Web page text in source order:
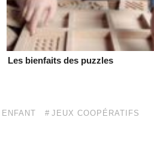
Les bienfaits des puzzles
ENFANT JEUX COOPÉRATIFS